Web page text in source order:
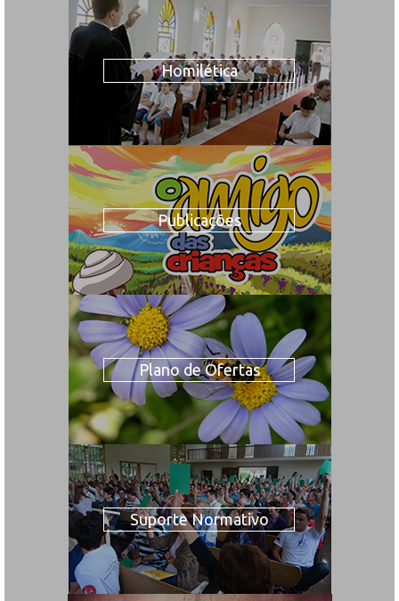
Homilética
Publicações
Plano de Ofertas
Suporte Normativo